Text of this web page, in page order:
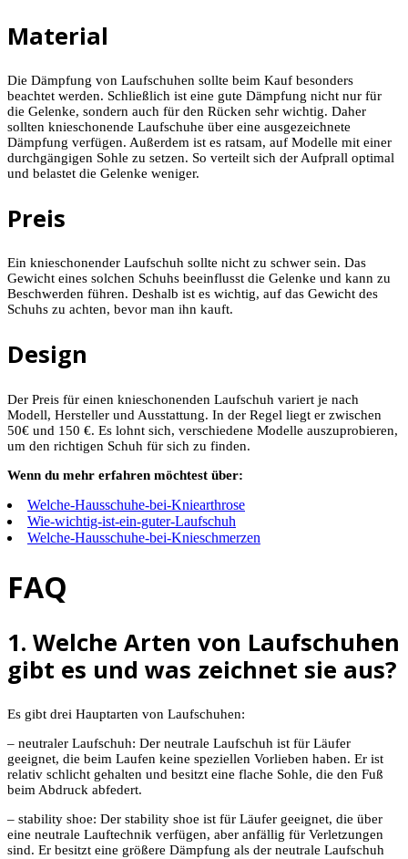
Material
Die Dämpfung von Laufschuhen sollte beim Kauf besonders
beachtet werden. Schließlich ist eine gute Dämpfung nicht nur für
die Gelenke, sondern auch für den Rücken sehr wichtig. Daher
sollten knieschonende Laufschuhe über eine ausgezeichnete
Dämpfung verfügen. Außerdem ist es ratsam, auf Modelle mit einer
durchgängigen Sohle zu setzen. So verteilt sich der Aufprall optimal
und belastet die Gelenke weniger.
Preis
Ein knieschonender Laufschuh sollte nicht zu schwer sein. Das
Gewicht eines solchen Schuhs beeinflusst die Gelenke und kann zu
Beschwerden führen. Deshalb ist es wichtig, auf das Gewicht des
Schuhs zu achten, bevor man ihn kauft.
Design
Der Preis für einen knieschonenden Laufschuh variert je nach
Modell, Hersteller und Ausstattung. In der Regel liegt er zwischen
50€ und 150 €. Es lohnt sich, verschiedene Modelle auszuprobieren,
um den richtigen Schuh für sich zu finden.
Wenn du mehr erfahren möchtest über:
Welche-Hausschuhe-bei-Kniearthrose
Wie-wichtig-ist-ein-guter-Laufschuh
Welche-Hausschuhe-bei-Knieschmerzen
FAQ
1. Welche Arten von Laufschuhen
gibt es und was zeichnet sie aus?
Es gibt drei Hauptarten von Laufschuhen:
– neutraler Laufschuh: Der neutrale Laufschuh ist für Läufer
geeignet, die beim Laufen keine speziellen Vorlieben haben. Er ist
relativ schlicht gehalten und besitzt eine flache Sohle, die den Fuß
beim Abdruck abfedert.
– stability shoe: Der stability shoe ist für Läufer geeignet, die über
eine neutrale Lauftechnik verfügen, aber anfällig für Verletzungen
sind. Er besitzt eine größere Dämpfung als der neutrale Laufschuh